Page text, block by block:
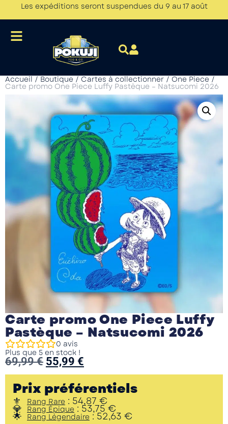
Les expéditions seront suspendues du 9 au 17 août
Accueil / Boutique / Cartes à collectionner / One Piece /
Carte promo One Piece Luffy Pastèque – Natsucomi 2026
Carte promo One Piece Luffy
Pastèque – Natsucomi 2026
0 avis
Plus que 5 en stock !
69,99€ 55,99 €
Prix préférentiels
Rang Rare : 54,87 €
Rang Épique : 53,75 €
Rang Légendaire :52,63 €